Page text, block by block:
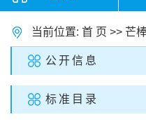
当前位置: 首 页 >> 芒
公开信息
标准目录